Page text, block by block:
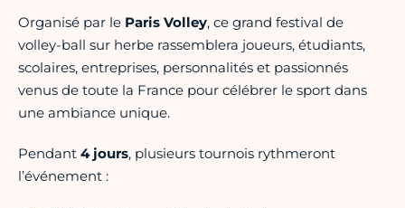
Organisé par le Paris Volley, ce grand festival de
volley-ball sur herbe rassemblera joueurs, étudiants,
scolaires, entreprises, personnalités et passionnés
venus de toute la France pour célébrer le sport dans
une ambiance unique.
Pendant 4 jours, plusieurs tournois rythmeront
l’événement :